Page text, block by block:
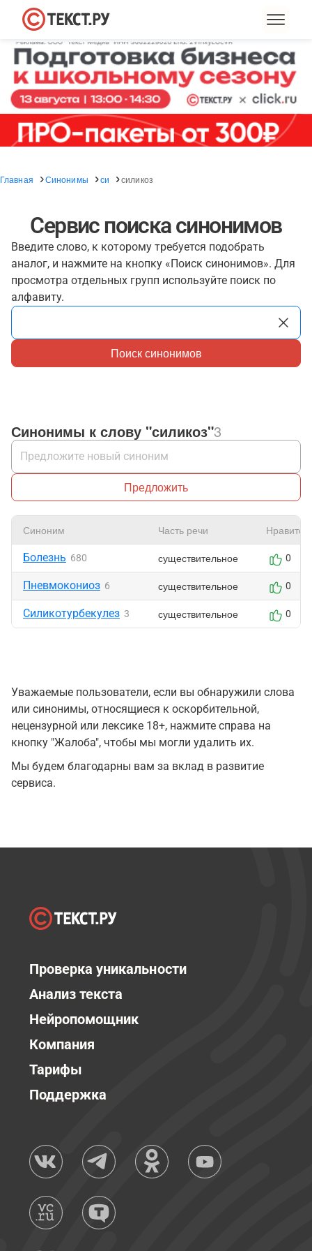
Главная Синонимы си силикоз
Сервис поиска синонимов
Введите слово, к которому требуется подобрать
аналог, и нажмите на кнопку «Поиск синонимов». Для
просмотра отдельных групп используйте поиск по
алфавиту.
Поиск синонимов
Синонимы к слову "силикоз"3
Предложить
Синоним Часть речи Нравится
Болезнь 680 существительное 0
Пневмокониоз 6 существительное 0
Силикотурбекулез 3 существительное 0
Уважаемые пользователи, если вы обнаружили слова
или синонимы, относящиеся к оскорбительной,
нецензурной или лексике 18+, нажмите справа на
кнопку "Жалоба", чтобы мы могли удалить их.
Мы будем благодарны вам за вклад в развитие
сервиса.
Проверка уникальности
Анализ текста
Нейропомощник
Компания
Тарифы
Поддержка